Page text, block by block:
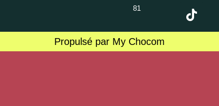
81
Propulsé par My Chocom